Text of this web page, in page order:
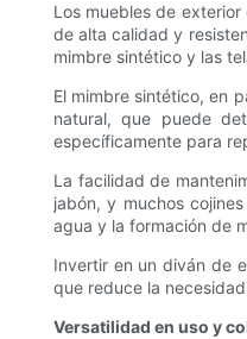
Los muebles de
de alta calidad y
mimbre sintético y las
El mimbre sintético, en
natural, que puede
específicamente para
La facilidad de
jabón, y muchos
agua y la formación de
Invertir en un diván de
que reduce la
Versatilidad en uso y